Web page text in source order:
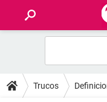
FOROS
Trucos